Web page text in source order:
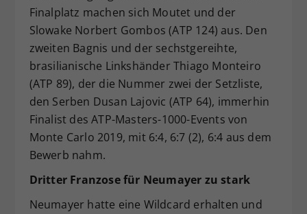
Finalplatz machen sich Moutet und der
Slowake Norbert Gombos (ATP 124) aus. Den
zweiten Bagnis und der sechstgereihte,
brasilianische Linkshänder Thiago Monteiro
(ATP 89), der die Nummer zwei der Setzliste,
den Serben Dusan Lajovic (ATP 64), immerhin
Finalist des ATP-Masters-1000-Events von
Monte Carlo 2019, mit 6:4, 6:7 (2), 6:4 aus dem
Bewerb nahm.
Dritter Franzose für Neumayer zu stark
Neumayer hatte eine Wildcard erhalten und